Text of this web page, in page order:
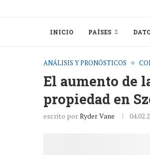
INICIO PAÍSES
ANÁLISIS Y PRONÓSTICOS
El aumento de
propiedad en
escrito porRyder Vane